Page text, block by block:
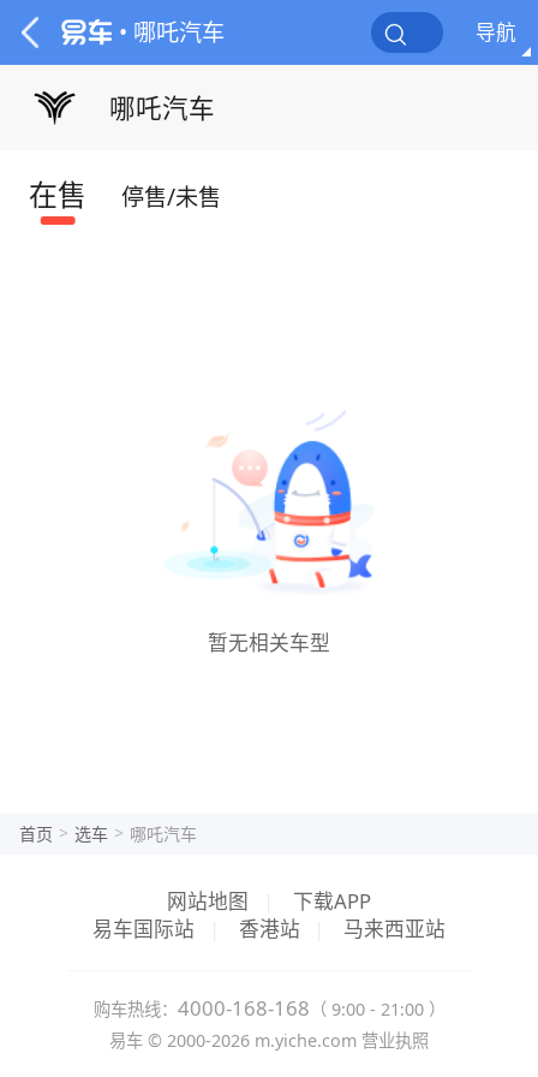
• 哪吒汽车 导航
哪吒汽车
在售 停售/未售
暂无相关车型
首页 > 选车 > 哪吒汽车
网站地图
下载APP
易车国际站
香港站 马来西亚站
购车热线： 4000-168-168 （ 9:00 - 21:00 ）
易车 © 2000-2026 m.yiche.com 营业执照